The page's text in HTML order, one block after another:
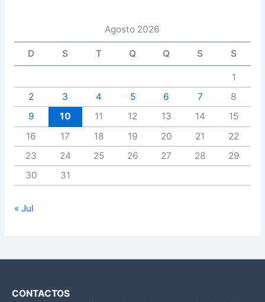
Agosto 2026
D S T Q Q S S
1
2
3 4 5 6 7
8
9
10 11 12 13 14
15
16
17 18 19 20 21
22
23
24 25 26 27 28
29
30
31
« Jul
CONTACTOS